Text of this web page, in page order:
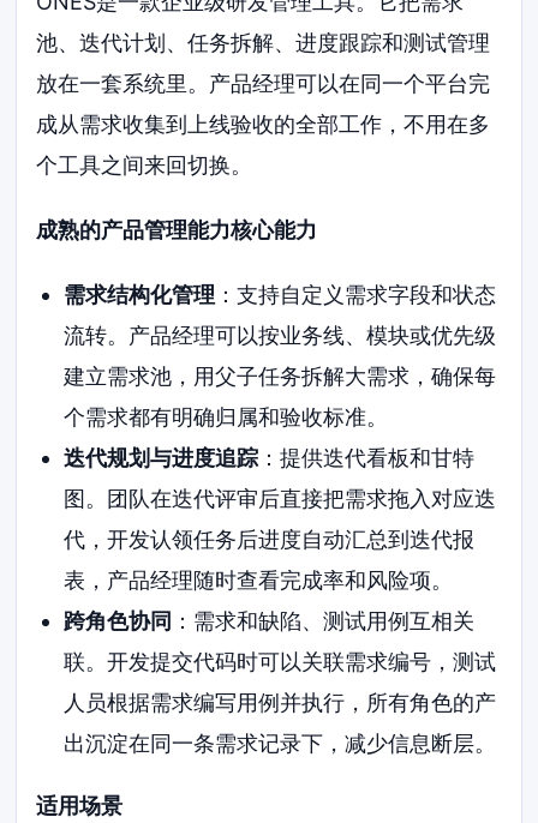
池、迭代计划、任务拆解、进度跟踪和测试管理
放在一套系统里。产品经理可以在同一个平台完
成从需求收集到上线验收的全部工作，不用在多
个工具之间来回切换。
成熟的产品管理能力核心能力
需求结构化管理 ：支持自定义需求字段和状态
流转。产品经理可以按业务线、模块或优先级
建立需求池，用父子任务拆解大需求，确保每
个需求都有明确归属和验收标准。
迭代规划与进度追踪：提供迭代看板和甘特
图。团队在迭代评审后直接把需求拖入对应迭
代，开发认领任务后进度自动汇总到迭代报
表，产品经理随时查看完成率和风险项。
跨角色协同 ：需求和缺陷、测试用例互相关
联。开发提交代码时可以关联需求编号，测试
人员根据需求编写用例并执行，所有角色的产
出沉淀在同一条需求记录下，减少信息断层。
适用场景